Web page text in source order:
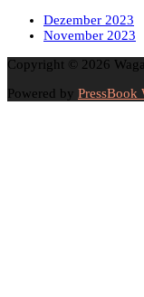
Dezember 2023
November 2023
Copyright © 2026
Powered by PressBook